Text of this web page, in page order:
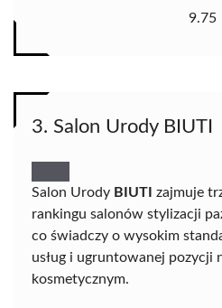
9.75
3. Salon Urody BIUTI
Salon Urody BIUTI zajmuje
rankingu salonów stylizacji
co świadczy o wysokim
usług i ugruntowanej pozycji
kosmetycznym.